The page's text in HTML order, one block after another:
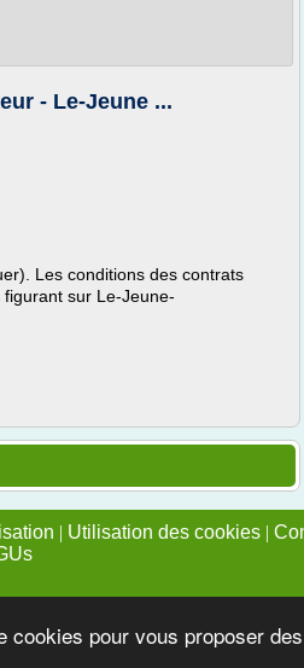
pour vous proposer
- Le-Jeune ...
Les conditions des contrats
sur Le-Jeune-
| Utilisation des cookies |